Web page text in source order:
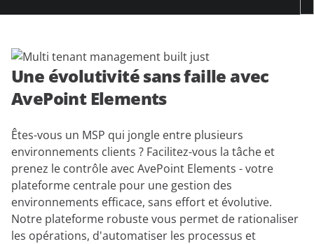
Une évolutivité sans faille avec
AvePoint Elements
Êtes-vous un MSP qui jongle entre plusieurs
environnements clients ? Facilitez-vous la tâche et
prenez le contrôle avec AvePoint Elements - votre
plateforme centrale pour une gestion des
environnements efficace, sans effort et évolutive.
Notre plateforme robuste vous permet de rationaliser
les opérations, d'automatiser les processus et